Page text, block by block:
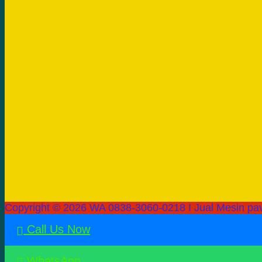
Copyright © 2026 WA 0838-3060-0218 I Jual Mesin
Call Us Now